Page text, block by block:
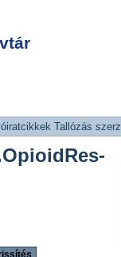
Tallózás